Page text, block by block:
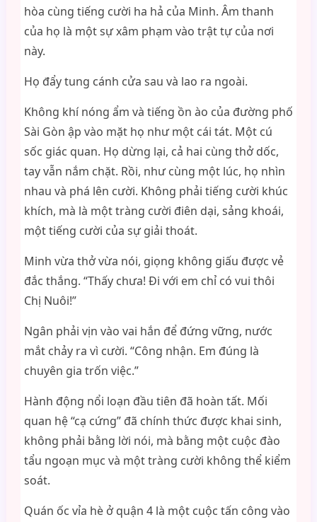
hòa cùng tiếng cười ha hả của Minh. Âm thanh
của họ là một sự xâm phạm vào trật tự của nơi
này.
Họ đẩy tung cánh cửa sau và lao ra ngoài.
Không khí nóng ẩm và tiếng ồn ào của đường phố
Sài Gòn ập vào mặt họ như một cái tát. Một cú
sốc giác quan. Họ dừng lại, cả hai cùng thở dốc,
tay vẫn nắm chặt. Rồi, như cùng một lúc, họ nhìn
nhau và phá lên cười. Không phải tiếng cười khúc
khích, mà là một tràng cười điên dại, sảng khoái,
một tiếng cười của sự giải thoát.
Minh vừa thở vừa nói, giọng không giấu được vẻ
đắc thắng. “Thấy chưa! Đi với em chỉ có vui thôi
Chị Nuôi!”
Ngân phải vịn vào vai hắn để đứng vững, nước
mắt chảy ra vì cười. “Công nhận. Em đúng là
chuyên gia trốn việc.”
Hành động nổi loạn đầu tiên đã hoàn tất. Mối
quan hệ “cạ cứng” đã chính thức được khai sinh,
không phải bằng lời nói, mà bằng một cuộc đào
tẩu ngoạn mục và một tràng cười không thể kiểm
soát.
Quán ốc vỉa hè ở quận 4 là một cuộc tấn công vào